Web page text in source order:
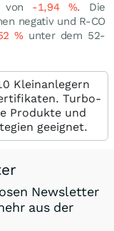
von -1,94 %. Die
negativ und R-CO
%unter dem 52-
Kleinanlegern
Turbo-
Produkte und
geeignet.
Newsletter
aus der